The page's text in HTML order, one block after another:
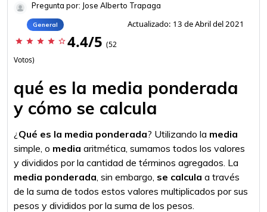
Pregunta por: Jose Alberto Trapaga
General Actualizado: 13 de Abril del 2021
star star star star star_border 4.4/5 (52
Votos)
qué es la media ponderada
y cómo se calcula
¿ Qué es la media ponderada? Utilizando la media
simple, o media aritmética, sumamos todos los valores
y divididos por la cantidad de términos agregados. La
media ponderada, sin embargo, se calcula a través
de la suma de todos estos valores multiplicados por sus
pesos y divididos por la suma de los pesos.